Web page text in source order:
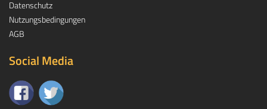
Datenschutz
Nutzungsbedingungen
AGB
Social Media